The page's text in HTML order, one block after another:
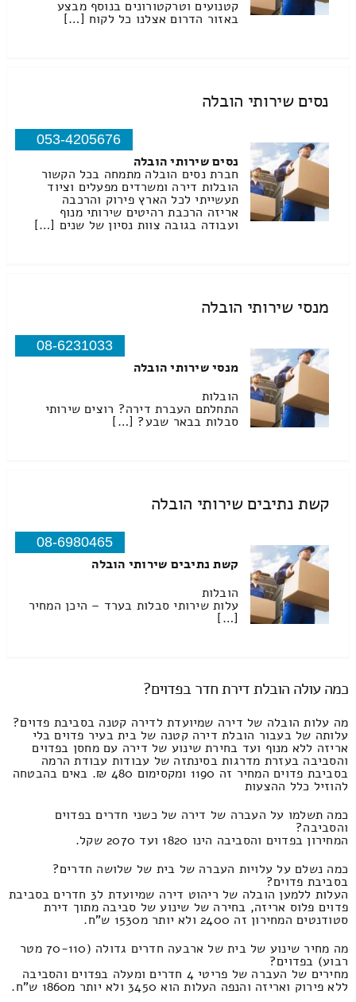
קטנועים וטרקטורונים בנוסף מבצע
באזור הדרום אצלנו כל לקוח […]
נסים שירותי הובלה
053-4205676
נסים שירותי הובלה
חברת נסים הובלה מתמחה בכל הקשור
הובלות דירה ומשרדים מפעלים וציוד
תעשייתי לכל הארץ פירוק והרכבה
אריזה הרכבת רהיטים שירותי מנוף
ועבודה בגובה צוות נסיון של שנים […]
מנסי שירותי הובלה
08-6231033
מנסי שירותי הובלה
הובלות
התחלתם העברת דירה? רוצים שירותי
סבלות בבאר שבע? […]
קשת נתיבים שירותי הובלה
08-6980465
קשת נתיבים שירותי הובלה
הובלות
עלות שירותי סבלות בערד – היכן המחיר
[…]
כמה עולה הובלת דירת חדר בפדוים?
מה עלות הובלה של דירה שמיועדת לדירה קטנה בסביבת פדוים?
עלותה של בעבור הובלת דירה קטנה של בית בעיר פדוים בלי
אריזה ללא מנוף ועד בחירת שינוע של דירה עם מחסן בפדוים
והסביבה בעזרת מדרגות בסינתזה של עבודות עבודת הרמה
בסביבת פדוים המחיר זה 1190 ומקסימום 480 ₪. באים בהבטחה
להוזיל כלל ההצעות
כמה תשלמו על העברה של דירה של כשני חדרים בפדוים
והסביבה?
המחירון בפדוים והסביבה הינו 1820 ועד 2070 שקל.
כמה נשלם על עלויות העברה של בית של שלושה חדרים?
בסביבת פדוים?
העלות ללמען הובלה של ריהוט דירה שמיועדת ל3 חדרים בסביבת
פדוים פלוס אריזה, בחירה של שינוע של סביבה מתוך דירת
סטודנטים המחירון זה 2400 ולא יותר מ1530 ש"ח.
מה מחיר שינוע של בית של ארבעה חדרים גדולה (70-110 מטר
רבוע) בפדוים?
מחירים של העברה של פריטי 4 חדרים ומעלה בפדוים והסביבה
ללא פירוק ואריזה והנפה העלות הוא 3450 ולא יותר מ1860 ש"ח.